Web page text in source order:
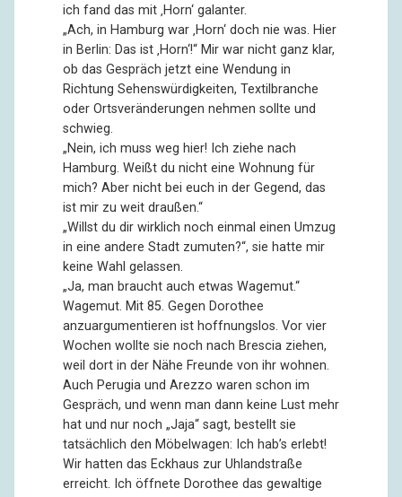
ich fand das mit ‚Horn‘ galanter.
„Ach, in Hamburg war ‚Horn‘ doch nie was. Hier
in Berlin: Das ist ‚Horn‘!“ Mir war nicht ganz klar,
ob das Gespräch jetzt eine Wendung in
Richtung Sehenswürdigkeiten, Textilbranche
oder Ortsveränderungen nehmen sollte und
schwieg.
„Nein, ich muss weg hier! Ich ziehe nach
Hamburg. Weißt du nicht eine Wohnung für
mich? Aber nicht bei euch in der Gegend, das
ist mir zu weit draußen.“
„Willst du dir wirklich noch einmal einen Umzug
in eine andere Stadt zumuten?“, sie hatte mir
keine Wahl gelassen.
„Ja, man braucht auch etwas Wagemut.“
Wagemut. Mit 85. Gegen Dorothee
anzuargumentieren ist hoffnungslos. Vor vier
Wochen wollte sie noch nach Brescia ziehen,
weil dort in der Nähe Freunde von ihr wohnen.
Auch Perugia und Arezzo waren schon im
Gespräch, und wenn man dann keine Lust mehr
hat und nur noch „Jaja“ sagt, bestellt sie
tatsächlich den Möbelwagen: Ich hab’s erlebt!
Wir hatten das Eckhaus zur Uhlandstraße
erreicht. Ich öffnete Dorothee das gewaltige